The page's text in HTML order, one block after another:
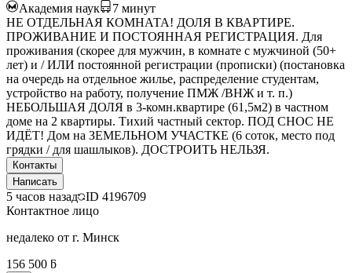
Академия наук 7 минут
НЕ ОТДЕЛЬНАЯ КОМНАТА! ДОЛЯ В КВАРТИРЕ.
ПРОЖИВАНИЕ И ПОСТОЯННАЯ РЕГИСТРАЦИЯ. Для
проживания (скорее для мужчин, в комнате с мужчиной (50+
лет) и / ИЛИ постоянной регистрации (прописки) (постановка
на очередь на отдельное жилье, распределение студентам,
устройство на работу, получение ПМЖ /ВНЖ и т. п.)
НЕБОЛЬШАЯ ДОЛЯ в 3-комн.квартире (61,5м2) в частном
доме на 2 квартиры. Тихий частный сектор. ПОД СНОС НЕ
ИДЁТ! Дом на ЗЕМЕЛЬНОМ УЧАСТКЕ (6 соток, место под
грядки / для шашлыков). ДОСТРОИТЬ НЕЛЬЗЯ.
Контакты
Написать
5 часов назад ID 4196709
Контактное лицо
недалеко от г. Минск
156 500 ƃ